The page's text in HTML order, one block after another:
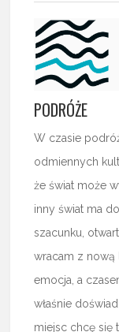
PODRÓŻE
W czasie
odmiennych
że świat może
inny świat ma
szacunku,
wracam z nową
emocja, a
właśnie
miejsc chcę się